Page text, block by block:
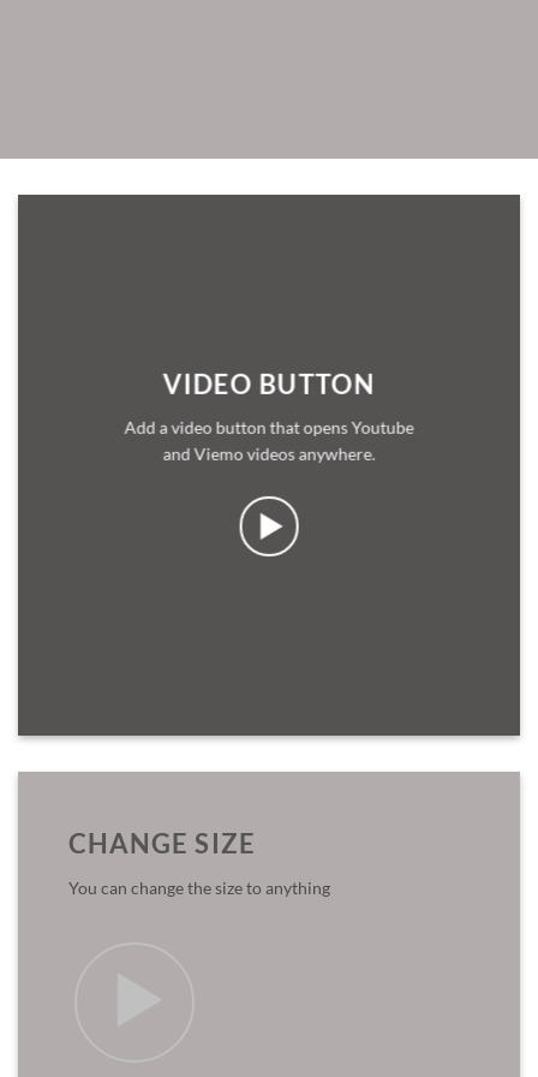
VIDEO BUTTON
Add a video button that opens Youtube
and Viemo videos anywhere.
CHANGE SIZE
You can change the size to anything